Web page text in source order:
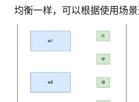
均衡一样，可以根据使用场景